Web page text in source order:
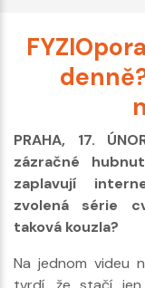
PRAHA, 17.
zázračné
zaplavují
zvolená série
taková kouzla?
Na jednom videu